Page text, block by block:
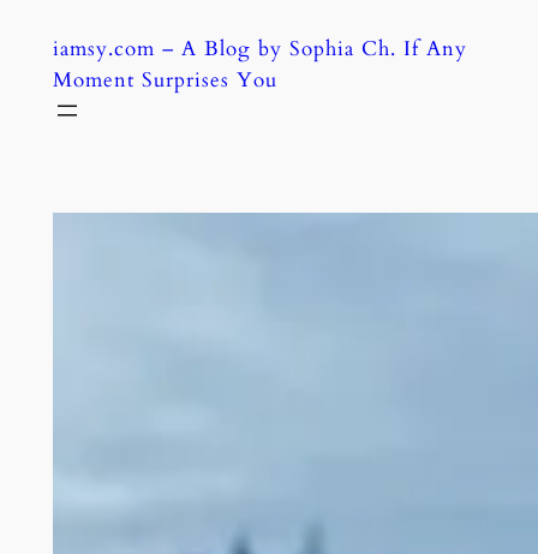
content
iamsy.com – A Blog by Sophia Ch. If Any
Moment Surprises You